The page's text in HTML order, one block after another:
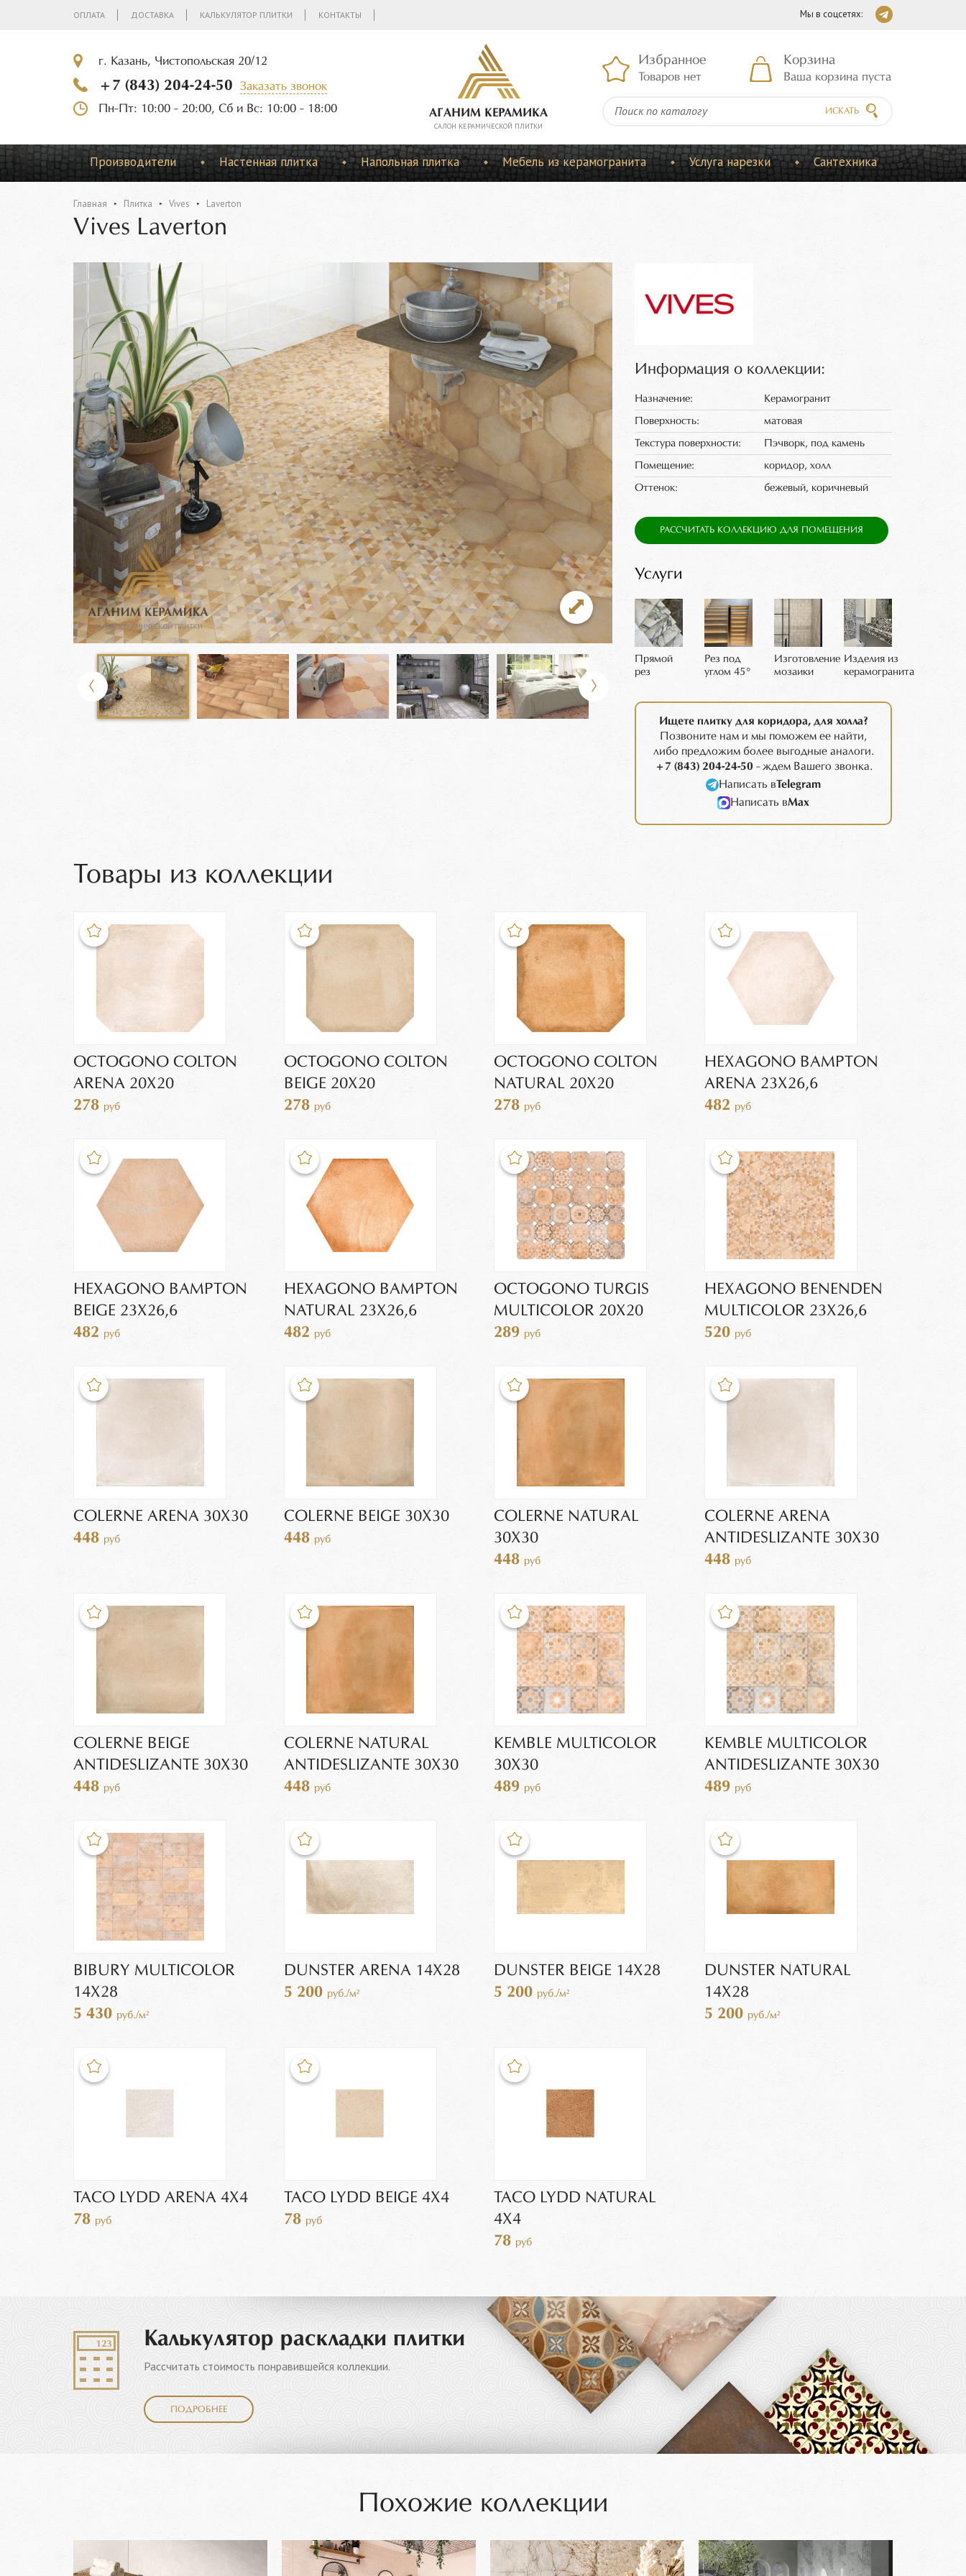
ОПЛАТА ДОСТАВКА КАЛЬКУЛЯТОР ПЛИТКИ КОНТАКТЫ Мы в соцсетях:
г. Казань, Чистопольская 20/12
+7 (843) 204-24-50
Заказать звонок
Пн-Пт: 10:00 - 20:00, Сб и Вс: 10:00 - 18:00
АГАНИМ КЕРАМИКА
CАЛОН КЕРАМИЧЕСКОЙ ПЛИТКИ
Избранное
Товаров нет
Корзина
Ваша корзина пуста
ИСКАТЬ
Производители Настенная плитка Напольная плитка Мебель из керамогранита Услуга нарезки Сантехника
Главная Плитка Vives Laverton
Vives Laverton
Информация о коллекции:
Назначение: Керамогранит
Поверхность: матовая
Текстура поверхности: Пэчворк, под камень
Помещение: коридор, холл
Оттенок: бежевый, коричневый
РАССЧИТАТЬ КОЛЛЕКЦИЮ ДЛЯ ПОМЕЩЕНИЯ
Услуги
Прямой
рез
Рез под
углом 45°
Изготовление
мозаики
Изделия из
керамогранита
Ищете плитку для коридора, для холла?
Позвоните нам и мы поможем ее найти,
либо предложим более выгодные аналоги.
+7 (843) 204-24-50 - ждем Вашего звонка.
Написать вTelegram
Написать вMax
Товары из коллекции
OCTOGONO COLTON
ARENA 20X20
278 руб
OCTOGONO COLTON
BEIGE 20X20
278 руб
OCTOGONO COLTON
NATURAL 20X20
278 руб
HEXAGONO BAMPTON
ARENA 23X26,6
482 руб
HEXAGONO BAMPTON
BEIGE 23X26,6
482 руб
HEXAGONO BAMPTON
NATURAL 23X26,6
482 руб
OCTOGONO TURGIS
MULTICOLOR 20X20
289 руб
HEXAGONO BENENDEN
MULTICOLOR 23X26,6
520 руб
COLERNE ARENA 30Х30
448 руб
COLERNE BEIGE 30Х30
448 руб
COLERNE NATURAL
30Х30
448 руб
COLERNE ARENA
ANTIDESLIZANTE 30Х30
448 руб
COLERNE BEIGE
ANTIDESLIZANTE 30Х30
448 руб
COLERNE NATURAL
ANTIDESLIZANTE 30Х30
448 руб
KEMBLE MULTICOLOR
30X30
489 руб
KEMBLE MULTICOLOR
ANTIDESLIZANTE 30Х30
489 руб
BIBURY MULTICOLOR
14Х28
5 430 руб./м²
DUNSTER ARENA 14Х28
5 200 руб./м²
DUNSTER BEIGE 14Х28
5 200 руб./м²
DUNSTER NATURAL
14Х28
5 200 руб./м²
TACO LYDD ARENA 4X4
78 руб
TACO LYDD BEIGE 4X4
78 руб
TACO LYDD NATURAL
4X4
78 руб
Калькулятор раскладки плитки
Рассчитать стоимость понравившейся коллекции.
ПОДРОБНЕЕ
Похожие коллекции